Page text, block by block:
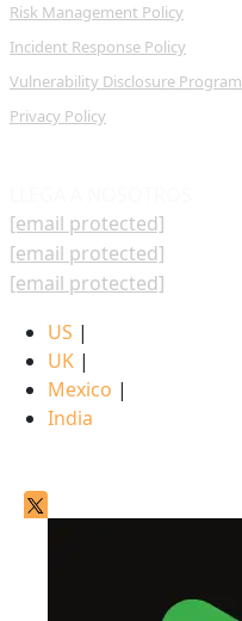
Risk Management Policy
Incident Response Policy
Vulnerability Disclosure Program
Privacy Policy
[email protected]
[email protected]
[email protected]
US |
UK |
Mexico |
India